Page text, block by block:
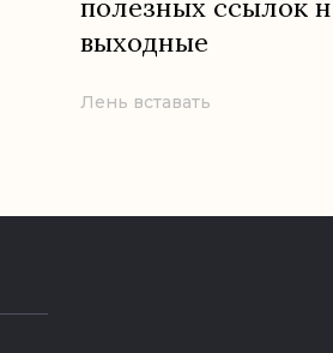
полезных ссылок
выходные
Лень вставать